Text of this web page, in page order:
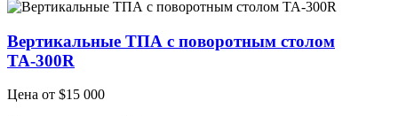
Вертикальные ТПА с поворотным столом
ТА-300R
Цена от $15 000